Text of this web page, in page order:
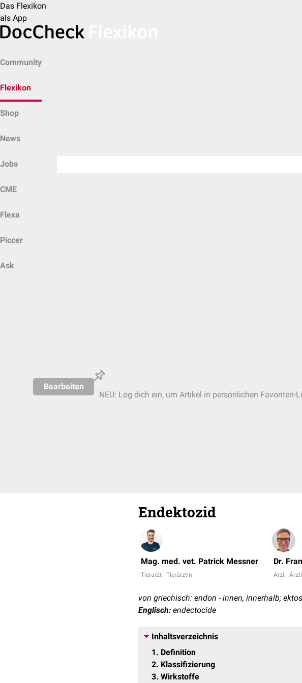
Das Flexikon
als App
Community
Flexikon
Shop
News
Jobs
CME
Flexa
Piccer
Ask
Bearbeiten
NEU: Log dich ein, um Artikel in persönlichen Favoriten-
Endektozid
Mag. med. vet. Patrick Messner
Tierarzt | Tierärztin
Dr.
Arzt |
von griechisch: endon - innen, innerhalb;
Englisch: endectocide
Inhaltsverzeichnis
1
Definition
2 Klassifizierung
3 Wirkstoffe